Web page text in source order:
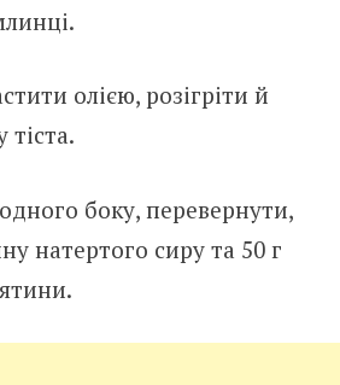
олією, розігріти й
боку, перевернути,
натертого сиру та 50 г